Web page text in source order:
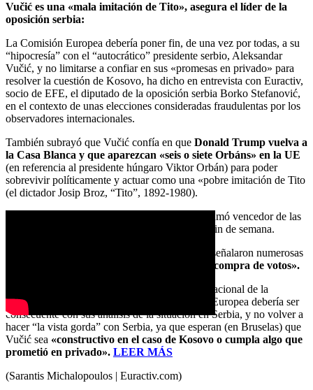
Vučić es una «mala imitación de Tito», asegura el líder de la
oposición serbia:
La Comisión Europea debería poner fin, de una vez por todas, a su
“hipocresía” con el “autocrático” presidente serbio, Aleksandar
Vučić, y no limitarse a confiar en sus «promesas en privado» para
resolver la cuestión de Kosovo, ha dicho en entrevista con Euractiv,
socio de EFE, el diputado de la oposición serbia Borko Stefanović,
en el contexto de unas elecciones consideradas fraudulentas por los
observadores internacionales.
También subrayó que Vučić confía en que Donald Trump vuelva a
la Casa Blanca y que aparezcan «seis o siete Orbáns» en la UE
(en referencia al presidente húngaro Viktor Orbán) para poder
sobrevivir políticamente y actuar como una «pobre imitación de Tito
(el dictador Josip Broz, “Tito”, 1892-1980).
El Partido Progresista Serbio de Vučić se proclamó vencedor de las
elecciones parlamentarias y locales del pasado fin de semana.
Sin embargo, los observadores internacionales señalaron numerosas
entre ellos la «compra de votos».
Stefanović, portavoz adjunto de la Asamblea Nacional de la
República de Serbia, aseguró que la Comisión Europea debería ser
consecuente con sus análisis de la situación en Serbia, y no volver a
hacer “la vista gorda” con Serbia, ya que esperan (en Bruselas) que
Vučić sea «constructivo en el caso de Kosovo o cumpla algo que
prometió en privado». LEER MÁS
(Sarantis Michalopoulos | Euractiv.com)